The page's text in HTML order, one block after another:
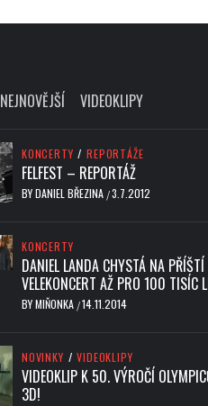
NEJNOVĚJŠÍ VIDEOKLIPY
KONCERTY / REPORTÁŽE
FELFEST – REPORTÁŽ
BYDANIEL BŘEZINA /3.7.2012
KONCERTY
DANIEL LANDA CHYSTÁ NA
VELEKONCERT AŽ PRO 100 TISÍC
BYMIŇONKA /14.11.2014
NOVINKY / VIDEOKLIPY
VIDEOKLIP K 50. VÝROČÍ
3D!